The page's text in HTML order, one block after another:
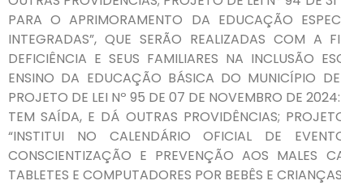
PARA O APRIMORAMENTO DA EDUCAÇÃO
INTEGRADAS”, QUE SERÃO REALIZADAS COM A
DEFICIÊNCIA E SEUS FAMILIARES NA INCLUSÃO
ENSINO DA EDUCAÇÃO BÁSICA DO MUNICÍPIO
PROJETO DE LEI Nº 95 DE 07 DE NOVEMBRO DE
TEM SAÍDA, E DÁ OUTRAS PROVIDÊNCIAS;
“INSTITUI NO CALENDÁRIO OFICIAL DE
CONSCIENTIZAÇÃO E PREVENÇÃO AOS MALES
TABLETES E COMPUTADORES POR BEBÊS E